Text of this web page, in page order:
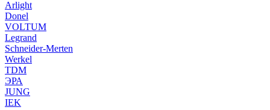
Arlight
Donel
VOLTUM
Legrand
Schneider-Merten
Werkel
TDM
ЭРА
JUNG
IEK